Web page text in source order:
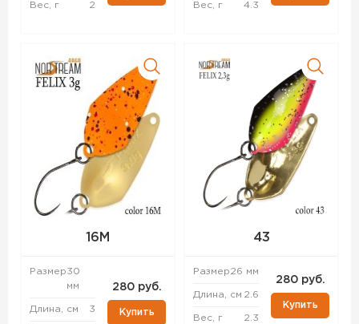
Вес, г 2 Вес, г 4.3
16M
Размер30
мм
Длина, см 3
280 руб.
Купить
43
Размер26 мм
Длина, см 2.6
Вес, г 2.3
280 руб.
Купить